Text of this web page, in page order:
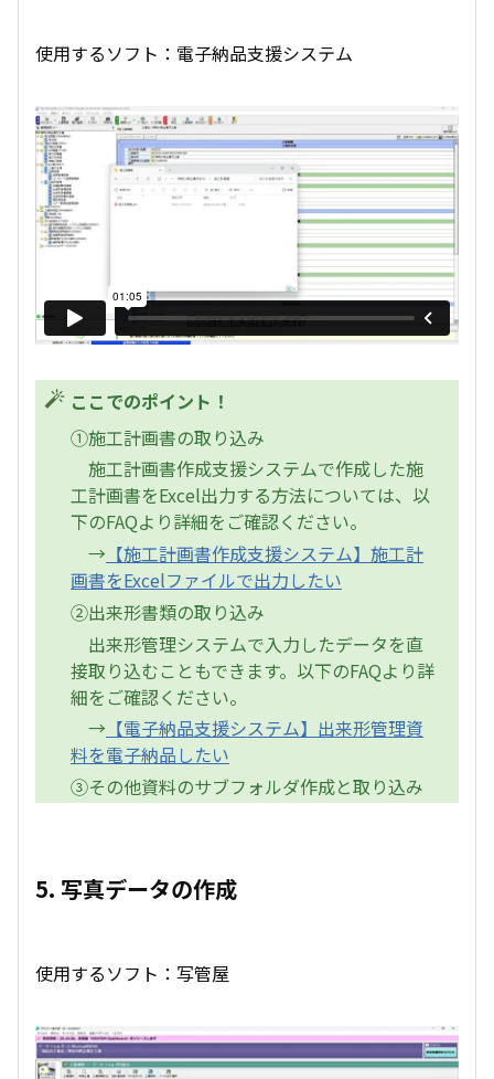
使用するソフト：電子納品支援システム
ここでのポイント！
①施工計画書の取り込み
施工計画書作成支援システムで作成した施
工計画書をExcel出力する方法については、以
下のFAQより詳細をご確認ください。
→ 【施工計画書作成支援システム】施工計
画書をExcelファイルで出力したい
②出来形書類の取り込み
出来形管理システムで入力したデータを直
接取り込むこともできます。以下のFAQより詳
細をご確認ください。
→ 【電子納品支援システム】出来形管理資
料を電子納品したい
③その他資料のサブフォルダ作成と取り込み
5. 写真データの作成
使用するソフト：写管屋